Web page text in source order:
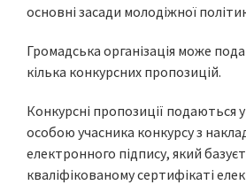
основні засади молодіжної
Громадська організація може
кілька конкурсних пропозицій.
Конкурсні пропозиції
особою учасника конкурсу з
електронного підпису, який
кваліфікованому сертифікаті